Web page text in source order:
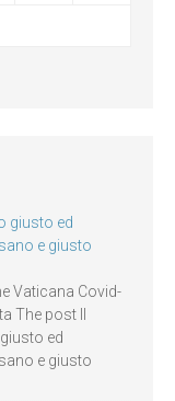
giusto ed
e giusto
Vaticana Covid-
The post Il
ed
e giusto